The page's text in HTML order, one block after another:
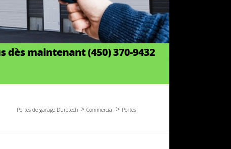
Portes de garage Durotech > Commercial > Portes